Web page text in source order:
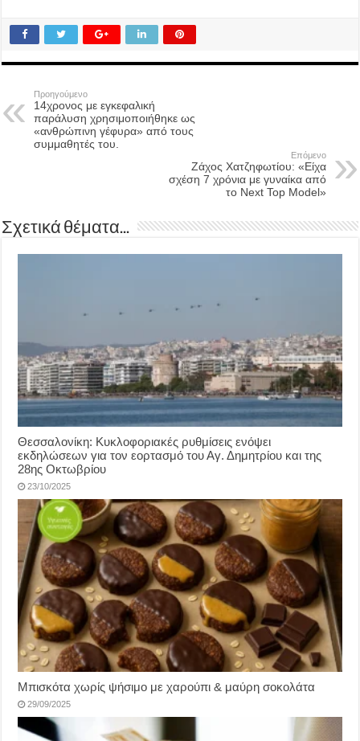
Προηγούμενο
14χρονος με εγκεφαλική
παράλυση χρησιμοποιήθηκε ως
«ανθρώπινη γέφυρα» από τους
συμμαθητές του.
Επόμενο
Ζάχος Χατζηφωτίου: «Είχα
σχέση 7 χρόνια με γυναίκα από
το Next Top Model»
Σχετικά θέματα...
Θεσσαλονίκη: Κυκλοφοριακές ρυθμίσεις ενόψει
εκδηλώσεων για τον εορτασμό του Αγ. Δημητρίου και της
28ης Οκτωβρίου
23/10/2025
Μπισκότα χωρίς ψήσιμο με χαρούπι & μαύρη σοκολάτα
29/09/2025